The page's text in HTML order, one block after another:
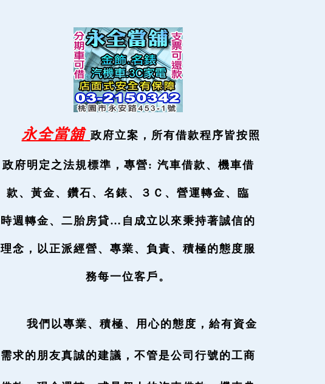
永全當舖 政府立案，所有借款程序皆按照
政府明定之法規標準，專營: 汽車借款、機車借
款、 黃金、鑽石、名錶、３Ｃ、營運轉金、臨
時週轉金、二胎房貸…自成立以來秉持著誠信的
理念，以正派經營、專業、負責、積極的態度服
務每一位客戶。
我們以專業、積極、用心的態度，給有資金
需求的朋友真誠的建議，不管是公司行號的工商